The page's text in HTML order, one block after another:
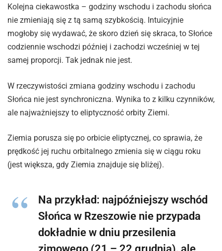
Kolejna ciekawostka – godziny wschodu i zachodu słońca
nie zmieniają się z tą samą szybkością. Intuicyjnie
mogłoby się wydawać, że skoro dzień się skraca, to Słońce
codziennie wschodzi później i zachodzi wcześniej w tej
samej proporcji. Tak jednak nie jest.
W rzeczywistości zmiana godziny wschodu i zachodu
Słońca nie jest synchroniczna. Wynika to z kilku czynników,
ale najważniejszy to eliptyczność orbity Ziemi.
Ziemia porusza się po orbicie eliptycznej, co sprawia, że
prędkość jej ruchu orbitalnego zmienia się w ciągu roku
(jest większa, gdy Ziemia znajduje się bliżej).
Na przykład: najpóźniejszy wschód
Słońca w Rzeszowie nie przypada
dokładnie w dniu przesilenia